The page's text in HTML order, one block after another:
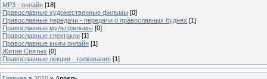
MP3 - онлайн [18]
Православные художественные фильмы [0]
Православные передачи - передачи о православных буднях [1]
Православные мультфильмы [0]
Православные спектакли [1]
Православные книги онлайн [1]
Житие Святых [0]
Православные лекции - толкования [1]